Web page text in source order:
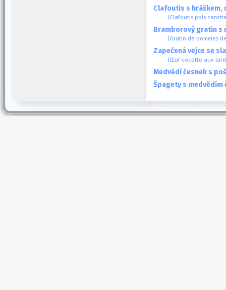
Clafoutis s hráškem,
(Clafoutis pois
Bramborový gratin s
(Gratin de pommes
Zapečená vejce se
(Œuf cocotte aux
Medvědí česnek s
Špagety s medvědím